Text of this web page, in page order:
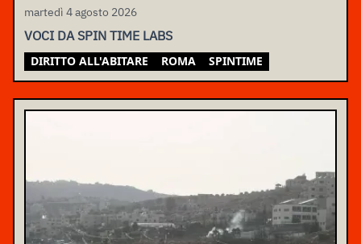
martedì 4 agosto 2026
VOCI DA SPIN TIME LABS
DIRITTO ALL'ABITARE ROMA SPINTIME